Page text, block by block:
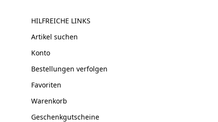
HILFREICHE LINKS
Artikel suchen
Konto
Bestellungen verfolgen
Favoriten
Warenkorb
Geschenkgutscheine